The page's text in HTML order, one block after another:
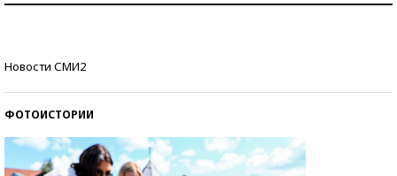
Новости СМИ2
ФОТОИСТОРИИ